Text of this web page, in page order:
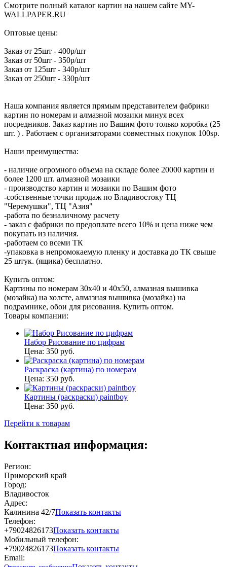
Смотрите полный каталог картин на нашем сайте MY-
WALLPAPER.RU
Оптовые цены:
Заказ от 25шт - 400р/шт
Заказ от 50шт - 350р/шт
Заказ от 125шт - 340р/шт
Заказ от 250шт - 330р/шт
Наша компания является прямым представителем фабрики
картин по номерам и алмазной мозаики минуя всех
посредников. Заказ картин по Вашим фото только коробка (25
шт. ) . Работаем с организаторами совместных покупок 100sp.
Наши преимущества:
- наличие огромного объема на складе более 20000 картин и
более 1200 шт. алмазной мозаики
- производство картин и мозаики по Вашим фото
-собственные точки продаж по Владивостоку ТЦ
"Черемушки", ТЦ "Азия"
-работа по безналичному расчету
- заказ с фабрики по предоплате всего 10% и цена ниже чем
покупать из наличия.
-работаем со всеми ТК
-упаковка в непромокаемую пленку и доставка до ТК свыше
25 штук. (ящика) бесплатно.
Купить оптом:
Картины по номерам 30х40 и 40х50, алмазная вышивка
(мозайка) на холсте, алмазная вышивка (мозайка) на
подрамнике, обои для рисования. Купить оптом.
Товары компании:
Набор Рисование по цифрам
Цена: 350 руб.
Раскраска (картина) по номерам
Цена: 350 руб.
Картины (раскраски) paintboy
Цена: 350 руб.
Перейти к товарам
Контактная информация:
Регион:
Приморский край
Город:
Владивосток
Адрес:
Калинина 42/7Показать контакты
Телефон:
+79024826173Показать контакты
Мобильный телефон:
+79024826173Показать контакты
Email: